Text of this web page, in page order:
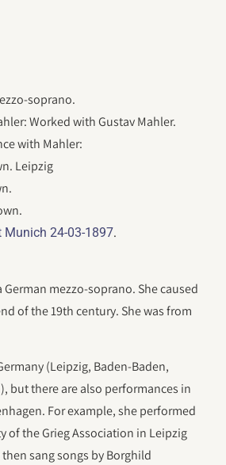
soprano.
Worked with Gustav Mahler.
with Mahler:
Leipzig
Munich 24-03-1897.
German mezzo-soprano. She caused
of the 19th century. She was from
(Leipzig, Baden-Baden,
but there are also performances in
For example, she performed
of the Grieg Association in Leipzig
then sang songs by Borghild